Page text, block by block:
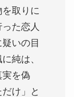
取りに
た恋人
いの目
純は、
を偽
け」と